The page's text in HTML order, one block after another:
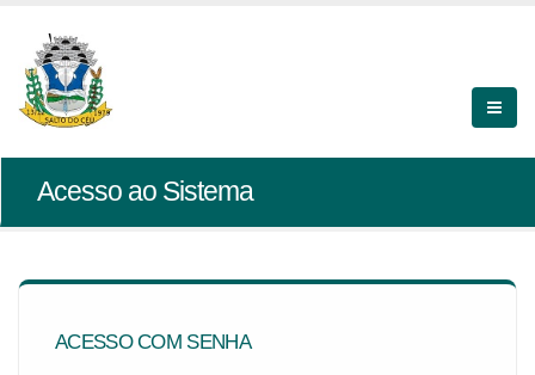
Acesso ao Sistema
ACESSO COM SENHA